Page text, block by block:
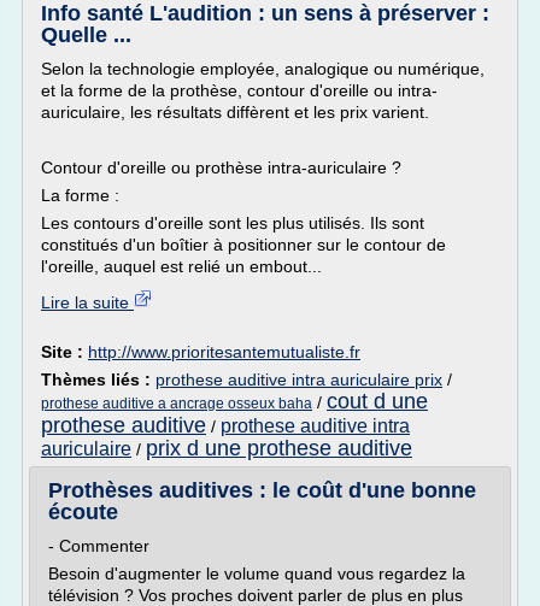
Info santé L'audition : un sens à préserver :
Quelle ...
Selon la technologie employée, analogique ou numérique,
et la forme de la prothèse, contour d'oreille ou intra-
auriculaire, les résultats diffèrent et les prix varient.
Contour d'oreille ou prothèse intra-auriculaire ?
La forme :
Les contours d'oreille sont les plus utilisés. Ils sont
constitués d'un boîtier à positionner sur le contour de
l'oreille, auquel est relié un embout...
Lire la suite
Site : http://www.prioritesantemutualiste.fr
Thèmes liés : prothese auditive intra auriculaire prix /
prothese auditive a ancrage osseux baha / cout d une
prothese auditive / prothese auditive intra
auriculaire / prix d une prothese auditive
Prothèses auditives : le coût d'une bonne
écoute
- Commenter
Besoin d'augmenter le volume quand vous regardez la
télévision ? Vos proches doivent parler de plus en plus